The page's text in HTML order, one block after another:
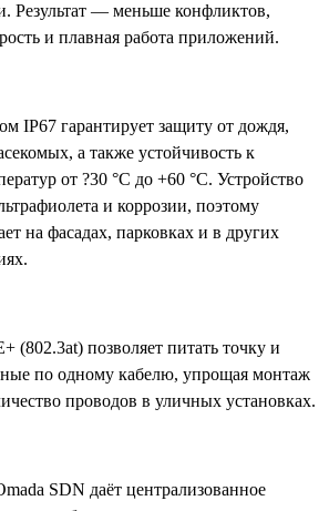
Результат — меньше конфликтов,
и плавная работа приложений.
IP67 гарантирует защиту от дождя,
а также устойчивость к
от ?30 °C до +60 °C. Устройство
и коррозии, поэтому
на фасадах, парковках и в других
(802.3at) позволяет питать точку и
по одному кабелю, упрощая монтаж
проводов в уличных установках.
SDN даёт централизованное